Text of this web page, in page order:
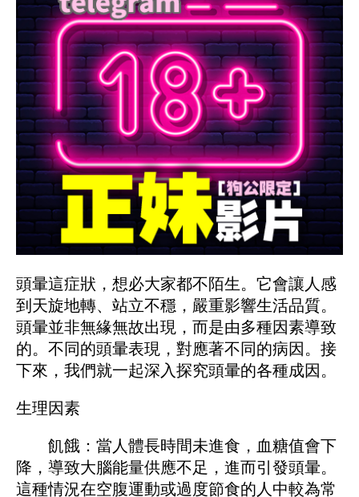
頭暈這症狀，想必大家都不陌生。它會讓人感
到天旋地轉、站立不穩，嚴重影響生活品質。
頭暈並非無緣無故出現，而是由多種因素導致
的。不同的頭暈表現，對應著不同的病因。接
下來，我們就一起深入探究頭暈的各種成因。
生理因素
飢餓：當人體長時間未進食，血糖值會下
降，導致大腦能量供應不足，進而引發頭暈。
這種情況在空腹運動或過度節食的人中較為常